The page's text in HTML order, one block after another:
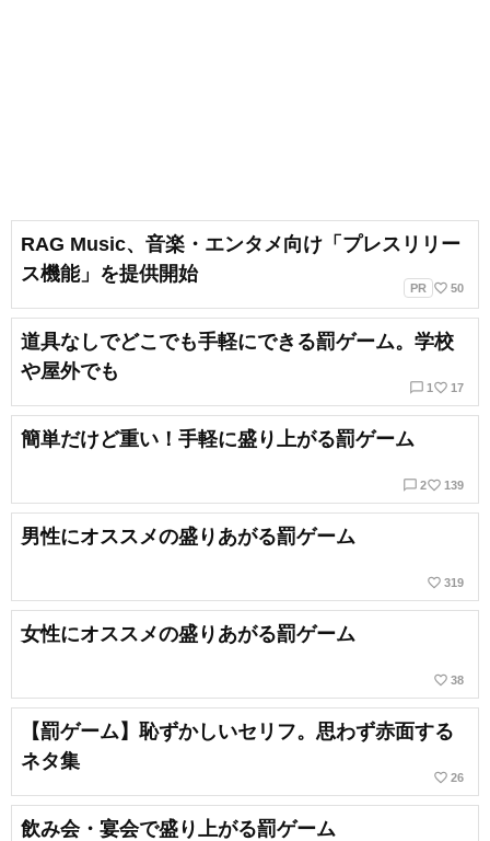
RAG Music、音楽・エンタメ向け「プレスリリー
ス機能」を提供開始
PR favorite_border 50
道具なしでどこでも手軽にできる罰ゲーム。学校
や屋外でも
chat_bubble_outline 1 favorite_border 17
簡単だけど重い！手軽に盛り上がる罰ゲーム
chat_bubble_outline 2favorite_border 139
男性にオススメの盛りあがる罰ゲーム
favorite_border 319
女性にオススメの盛りあがる罰ゲーム
favorite_border 38
【罰ゲーム】恥ずかしいセリフ。思わず赤面する
ネタ集
favorite_border 26
飲み会・宴会で盛り上がる罰ゲーム